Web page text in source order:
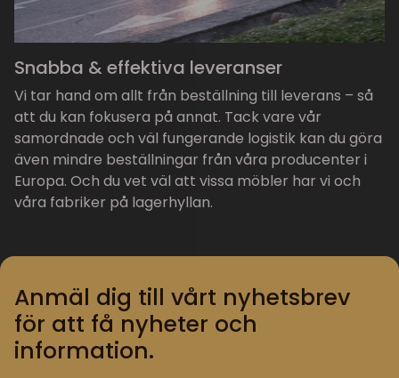
Snabba & effektiva leveranser
Vi tar hand om allt från beställning till leverans – så
att du kan fokusera på annat. Tack vare vår
samordnade och väl fungerande logistik kan du göra
även mindre beställningar från våra producenter i
Europa. Och du vet väl att vissa möbler har vi och
våra fabriker på lagerhyllan.
Anmäl dig till vårt nyhetsbrev
för att få nyheter och
information.